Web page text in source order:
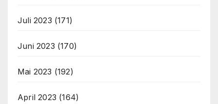
Juli 2023 (171)
Juni 2023 (170)
Mai 2023 (192)
April 2023 (164)